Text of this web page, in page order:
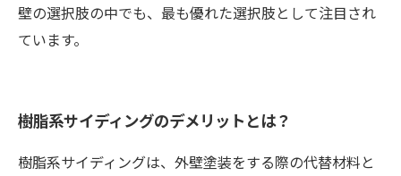
壁の選択肢の中でも、最も優れた選択肢として注目され
ています。
樹脂系サイディングのデメリットとは？
樹脂系サイディングは、外壁塗装をする際の代替材料と